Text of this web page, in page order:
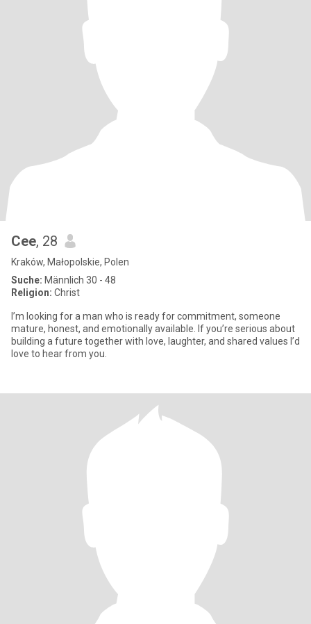
Cee, 28
Kraków, Małopolskie, Polen
Suche: Männlich 30 - 48
Religion: Christ
I’m looking for a man who is ready for commitment, someone
mature, honest, and emotionally available. If you’re serious about
building a future together with love, laughter, and shared values I’d
love to hear from you.